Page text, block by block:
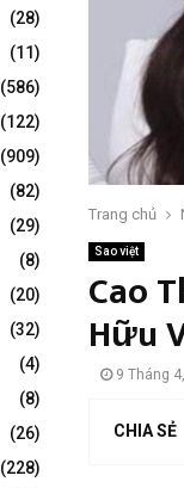
Trang chủ
Sao việt
Cao
Hữu
9 Tháng
CHIA SẺ
(28)
(11)
(586)
(122)
(909)
(82)
(29)
(8)
(20)
(32)
(4)
(8)
(26)
(228)